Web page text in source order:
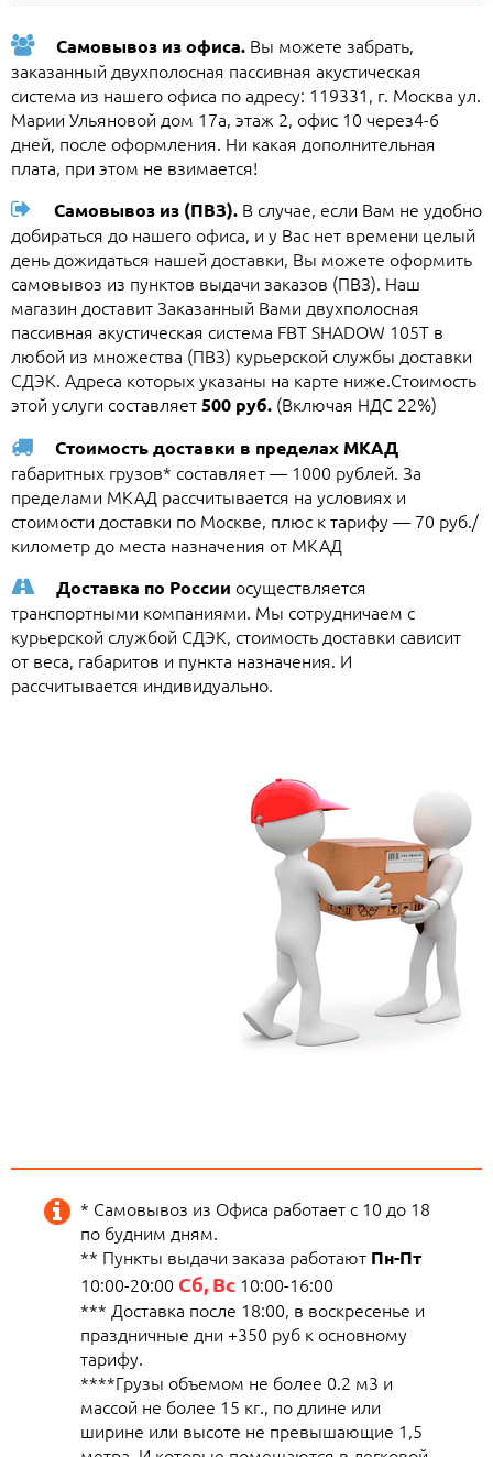
Самовывоз из офиса. Вы можете забрать,
заказанный двухполосная пассивная акустическая
система из нашего офиса по адресу: 119331, г. Москва ул.
Марии Ульяновой дом 17а, этаж 2, офис 10 через4-6
дней, после оформления. Ни какая дополнительная
плата, при этом не взимается!
Самовывоз из (ПВЗ). В случае, если Вам не удобно
добираться до нашего офиса, и у Вас нет времени целый
день дожидаться нашей доставки, Вы можете оформить
самовывоз из пунктов выдачи заказов (ПВЗ). Наш
магазин доставит Заказанный Вами двухполосная
пассивная акустическая система FBT SHADOW 105T в
любой из множества (ПВЗ) курьерской службы доставки
СДЭК. Адреса которых указаны на карте ниже.Стоимость
этой услуги составляет500 руб. (Включая НДС 22%)
Стоимость доставки в пределах МКАД
габаритных грузов* составляет — 1000 рублей. За
пределами МКАД рассчитывается на условиях и
стоимости доставки по Москве, плюс к тарифу — 70 руб./
километр до места назначения от МКАД
Доставка по России осуществляется
транспортными компаниями. Мы сотрудничаем с
курьерской службой СДЭК, стоимость доставки сависит
от веса, габаритов и пункта назначения. И
рассчитывается индивидуально.
* Самовывоз из Офиса работает с 10 до 18
по будним дням.
** Пункты выдачи заказа работают Пн-Пт
10:00-20:00 Сб, Вс 10:00-16:00
*** Доставка после 18:00, в воскресенье и
праздничные дни +350 руб к основному
тарифу.
****Грузы объемом не более 0.2 м3 и
массой не более 15 кг., по длине или
ширине или высоте не превышающие 1,5